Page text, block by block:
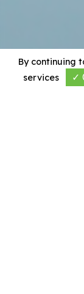
By continuing
services